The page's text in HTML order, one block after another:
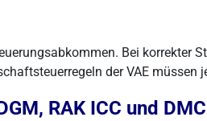
Bei korrekter
der VAE
RAK ICC und